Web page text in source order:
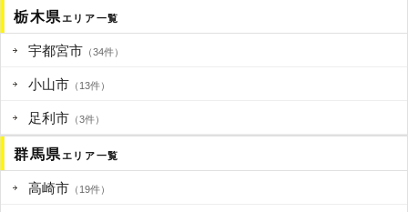
栃木県 エリア一覧
宇都宮市 （34件）
小山市 （13件）
足利市 （3件）
群馬県 エリア一覧
高崎市 （19件）